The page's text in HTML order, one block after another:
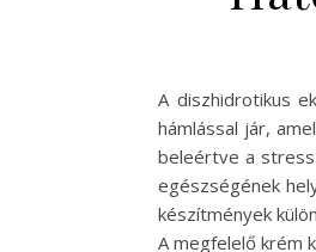
A diszhidrotikus
hámlással jár,
beleértve a
egészségének
készítmények
A megfelelő krém